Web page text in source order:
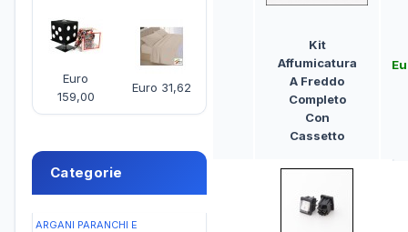
Euro
159,00
Euro 31,62
Categorie
ARGANI PARANCHI E
Kit
Affumicatura
A Freddo
Completo
Con
Cassetto